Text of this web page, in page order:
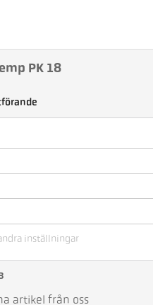
PK 18
inställningar
artikel från oss